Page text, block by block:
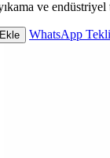
ve endüstriyel
WhatsApp